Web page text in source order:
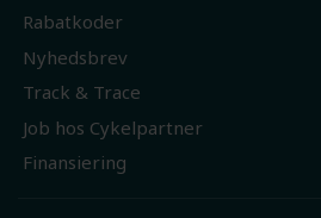
Rabatkoder
Nyhedsbrev
Track & Trace
Job hos Cykelpartner
Finansiering